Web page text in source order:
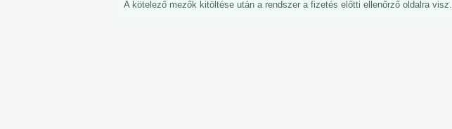
A kötelező mezők kitöltése után a rendszer a fizetés előtti ellenőrző oldalra visz.